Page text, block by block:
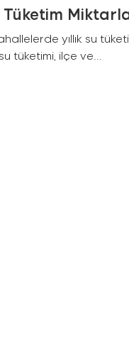
Tüketim
yıllık su
tüketimi, ilçe ve...